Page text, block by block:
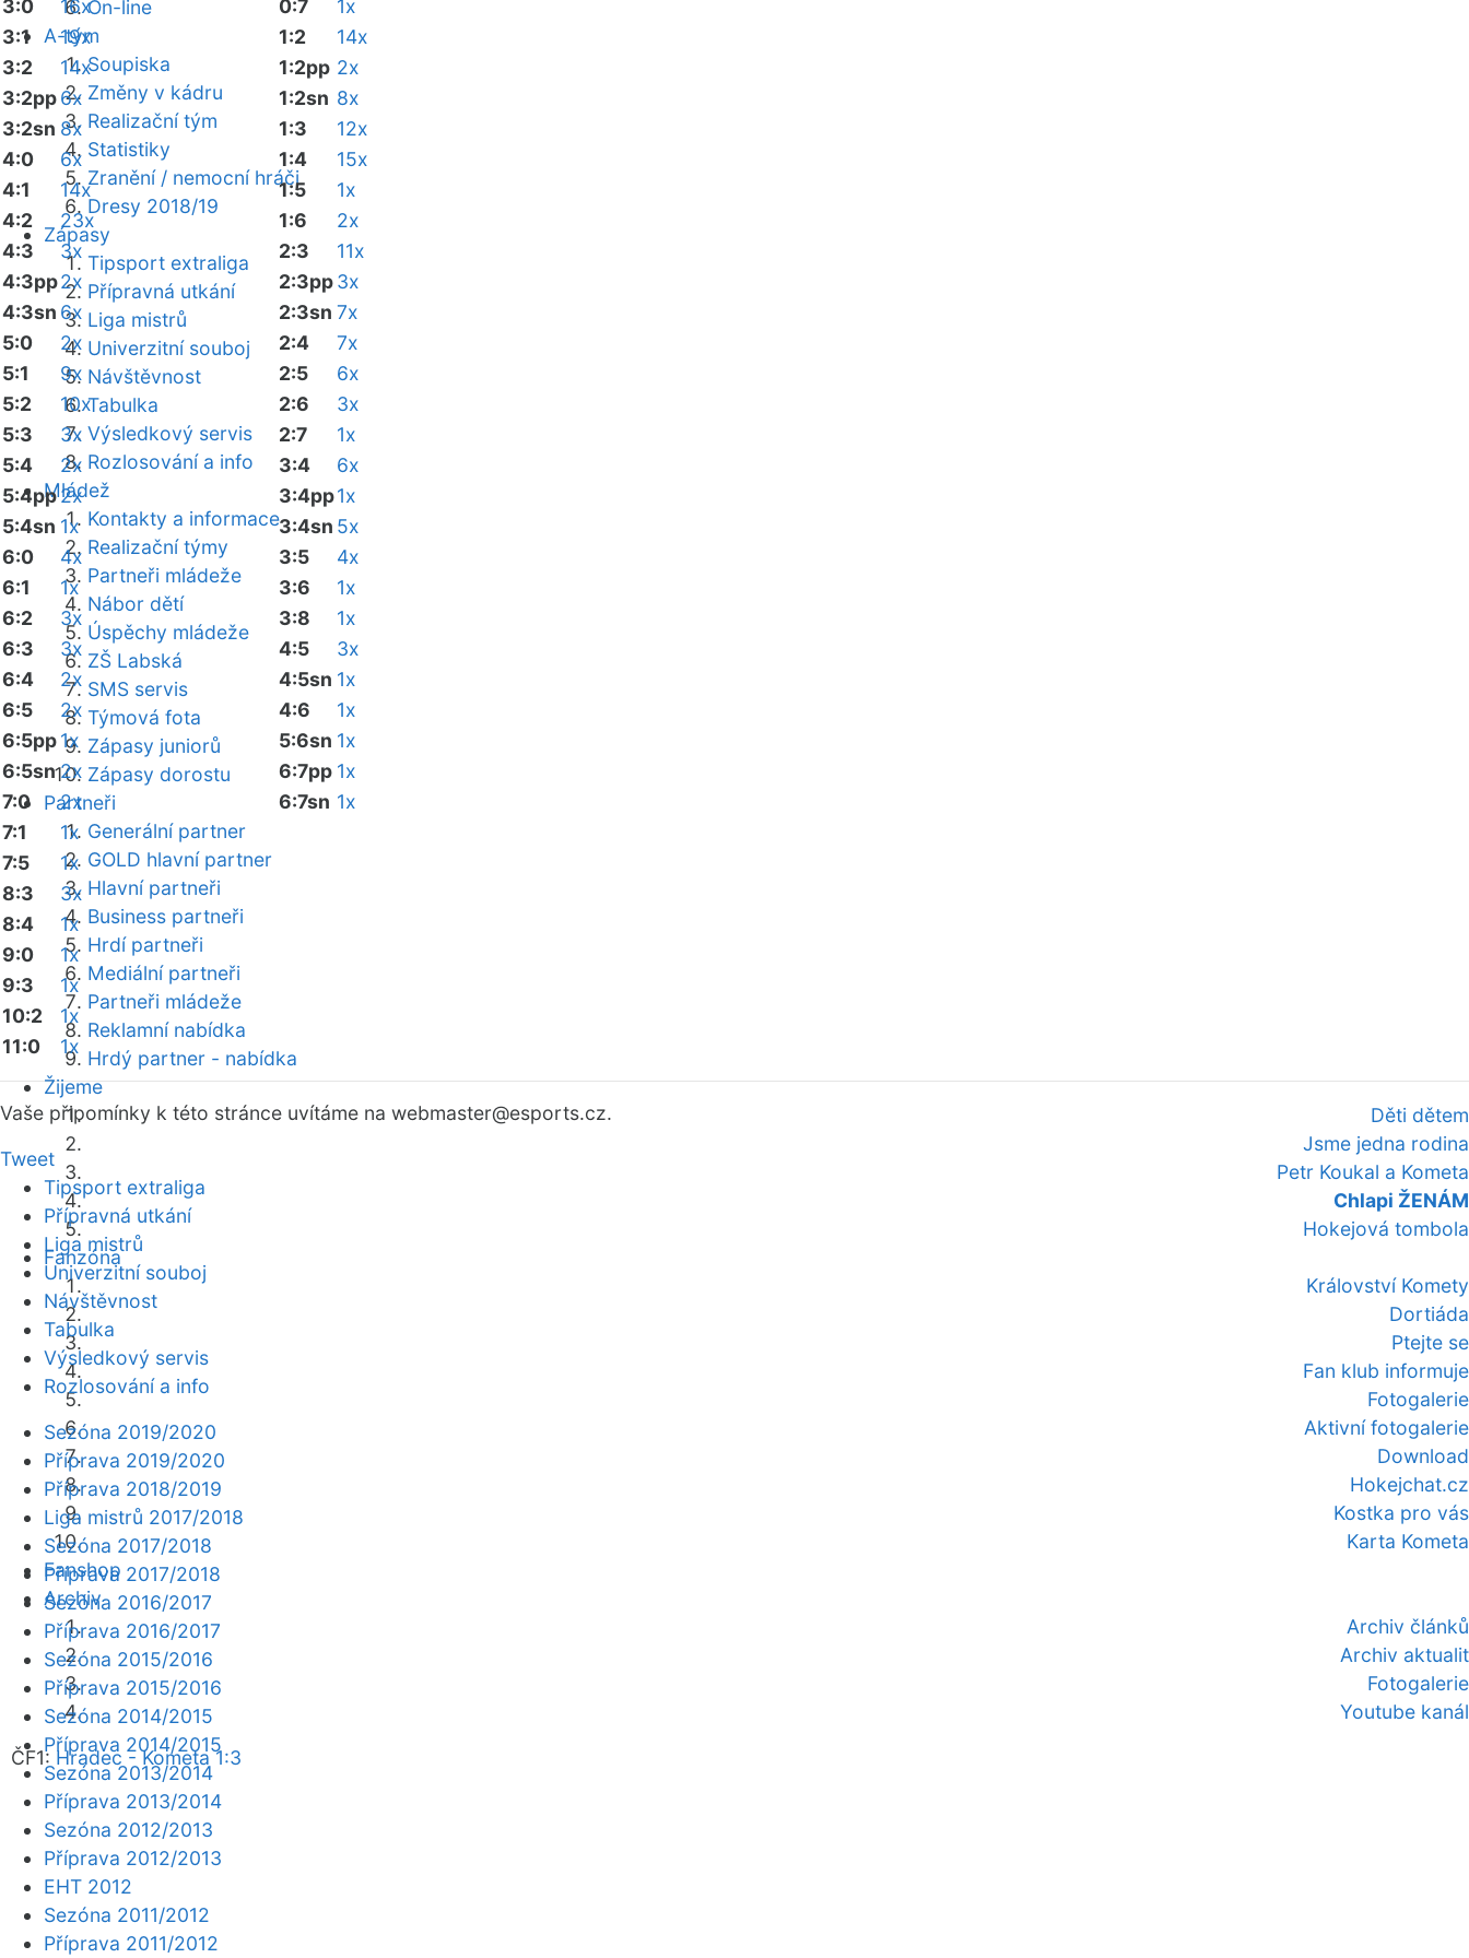
On-line
A-tým
Soupiska
Změny v kádru
Realizační tým
Statistiky
Zranění / nemocní hráči
Dresy 2018/19
Zápasy
Tipsport extraliga
Přípravná utkání
Liga mistrů
Univerzitní souboj
Návštěvnost
Tabulka
Výsledkový servis
Rozlosování a info
Mládež
Kontakty a informace
Realizační týmy
Partneři mládeže
Nábor dětí
Úspěchy mládeže
ZŠ Labská
SMS servis
Týmová fota
Zápasy juniorů
Zápasy dorostu
Partneři
Generální partner
GOLD hlavní partner
Hlavní partneři
Business partneři
Hrdí partneři
Mediální partneři
Partneři mládeže
Reklamní nabídka
Hrdý partner - nabídka
Žijeme
Děti dětem
Jsme jedna rodina
Petr Koukal a Kometa
Chlapi ŽENÁM
Hokejová tombola
Fanzóna
Království Komety
Dortiáda
Ptejte se
Fan klub informuje
Fotogalerie
Aktivní fotogalerie
Download
Hokejchat.cz
Kostka pro vás
Karta Kometa
Fanshop
Archiv
Archiv článků
Archiv aktualit
Fotogalerie
Youtube kanál
ČF1: Hradec - Kometa 1:3
3:0
16x
3:1
19x
3:2
14x
3:2pp6x
3:2sn 8x
4:0
6x
4:1
14x
4:2
23x
4:3
3x
4:3pp2x
4:3sn 6x
5:0
2x
5:1
9x
5:2
10x
5:3
3x
5:4
2x
5:4pp2x
5:4sn 1x
6:0
4x
6:1
1x
6:2
3x
6:3
3x
6:4
2x
6:5
2x
6:5pp1x
6:5sn2x
7:0
2x
7:1
1x
7:5
1x
8:3
3x
8:4
1x
9:0
1x
9:3
1x
10:2
1x
11:0
1x
0:7
1x
1:2
14x
1:2pp 2x
1:2sn 8x
1:3
12x
1:4
15x
1:5
1x
1:6
2x
2:3
11x
2:3pp3x
2:3sn 7x
2:4
7x
2:5
6x
2:6
3x
2:7
1x
3:4
6x
3:4pp1x
3:4sn 5x
3:5
4x
3:6
1x
3:8
1x
4:5
3x
4:5sn 1x
4:6
1x
5:6sn 1x
6:7pp 1x
6:7sn 1x
Vaše připomínky k této stránce uvítáme na webmaster@esports.cz.
Tweet
Tipsport extraliga
Přípravná utkání
Liga mistrů
Univerzitní souboj
Návštěvnost
Tabulka
Výsledkový servis
Rozlosování a info
Sezóna 2019/2020
Příprava 2019/2020
Příprava 2018/2019
Liga mistrů 2017/2018
Sezóna 2017/2018
Příprava 2017/2018
Sezóna 2016/2017
Příprava 2016/2017
Sezóna 2015/2016
Příprava 2015/2016
Sezóna 2014/2015
Příprava 2014/2015
Sezóna 2013/2014
Příprava 2013/2014
Sezóna 2012/2013
Příprava 2012/2013
EHT 2012
Sezóna 2011/2012
Příprava 2011/2012